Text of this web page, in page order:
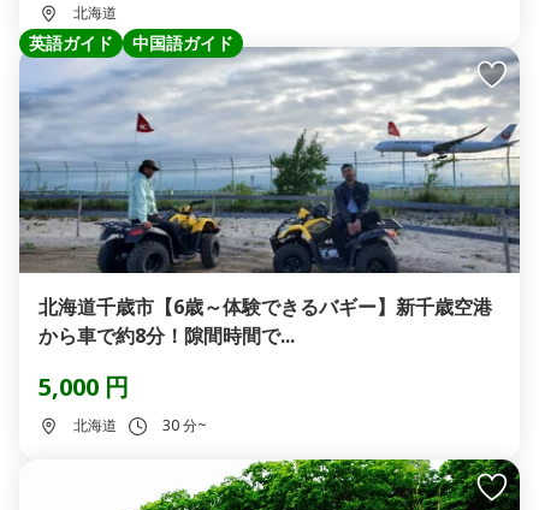
北海道
英語ガイド 中国語ガイド
北海道千歳市【6歳～体験できるバギー】新千歳空港
から車で約8分！隙間時間で...
5,000 円
北海道 30 分~